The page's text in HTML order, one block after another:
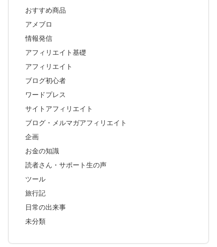
おすすめ商品
アメブロ
情報発信
アフィリエイト基礎
アフィリエイト
ブログ初心者
ワードプレス
サイトアフィリエイト
ブログ・メルマガアフィリエイト
企画
お金の知識
読者さん・サポート生の声
ツール
旅行記
日常の出来事
未分類